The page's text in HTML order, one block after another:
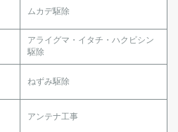
ムカデ駆除
アライグマ・イタチ・ハクビシン
駆除
ねずみ駆除
アンテナ工事